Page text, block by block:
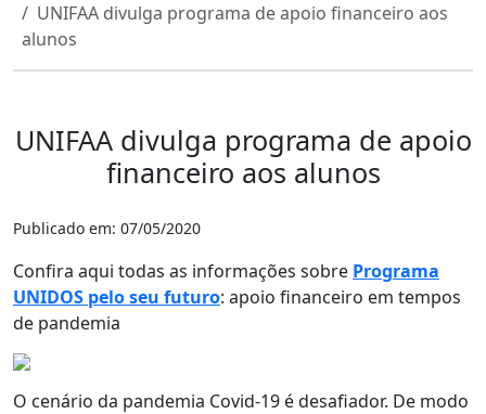
UNIFAA divulga programa de apoio financeiro aos
alunos
UNIFAA divulga programa de apoio
financeiro aos alunos
Publicado em: 07/05/2020
Confira aqui todas as informações sobre Programa
UNIDOS pelo seu futuro: apoio financeiro em tempos
de pandemia
O cenário da pandemia Covid-19 é desafiador. De modo